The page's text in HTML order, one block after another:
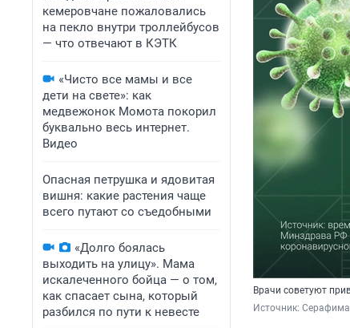
кемеровчане пожаловались
на пекло внутри троллейбусов
— что отвечают в КЭТК
«Чисто все мамы и все
дети на свете»: как
медвежонок Момота покорил
буквально весь интернет.
Видео
Опасная петрушка и ядовитая
вишня: какие растения чаще
всего путают со съедобными
«Долго боялась
выходить на улицу». Мама
искалеченного бойца — о том,
как спасает сына, который
разбился по пути к невесте
Врачи советуют
Источник: Серафима